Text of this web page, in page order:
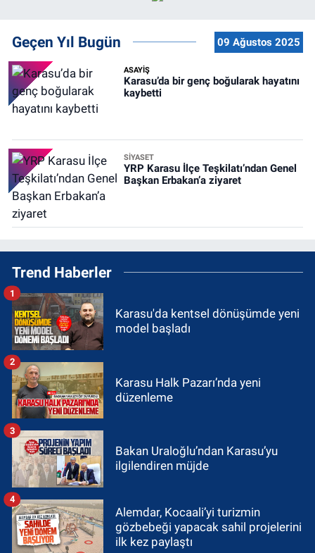
Geçen Yıl Bugün 09 Ağustos 2025
ASAYİŞ
Karasu’da bir genç boğularak hayatını
kaybetti
SİYASET
YRP Karasu İlçe Teşkilatı’ndan Genel
Başkan Erbakan’a ziyaret
Trend Haberler
Karasu'da kentsel dönüşümde yeni
model başladı
1
Karasu Halk Pazarı’nda yeni
düzenleme
2
Bakan Uraloğlu’ndan Karasu’yu
ilgilendiren müjde
3
Alemdar, Kocaali’yi turizmin
gözbebeği yapacak sahil projelerini
ilk kez paylaştı
4